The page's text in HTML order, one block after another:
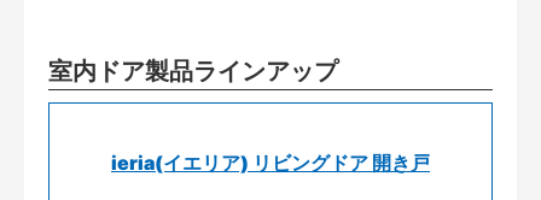
室内ドア製品ラインアップ
ieria(イエリア) リビングドア 開き戸